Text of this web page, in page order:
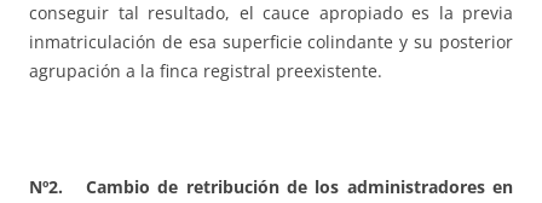
conseguir tal resultado, el cauce apropiado es la previa
inmatriculación de esa superficie colindante y su posterior
agrupación a la finca registral preexistente.
Nº2. Cambio de retribución de los administradores en